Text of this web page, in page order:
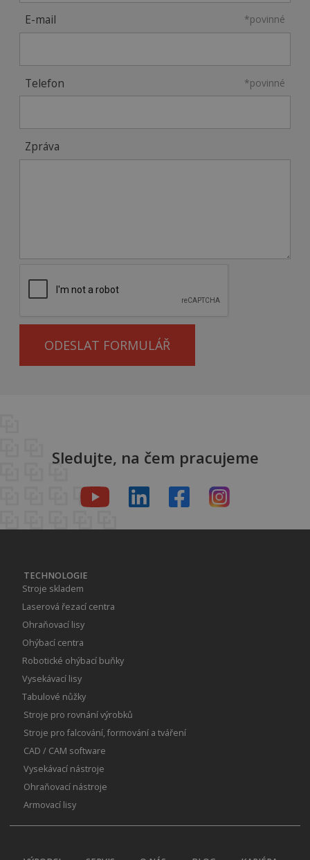
E-mail *povinné
Telefon *povinné
Zpráva
ODESLAT FORMULÁŘ
Sledujte, na čem pracujeme
TECHNOLOGIE
Stroje skladem
Laserová řezací centra
Ohraňovací lisy
Ohýbací centra
Robotické ohýbací buňky
Vysekávací lisy
Tabulové nůžky
Stroje pro rovnání výrobků
Stroje pro falcování, formování a tváření
CAD / CAM software
Vysekávací nástroje
Ohraňovací nástroje
Armovací lisy